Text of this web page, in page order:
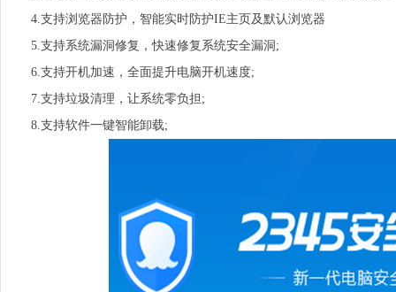
4.支持浏览器防护，智能实时防护IE主页及默认浏览器
5.支持系统漏洞修复，快速修复系统安全漏洞;
6.支持开机加速，全面提升电脑开机速度;
7.支持垃圾清理，让系统零负担;
8.支持软件一键智能卸载;